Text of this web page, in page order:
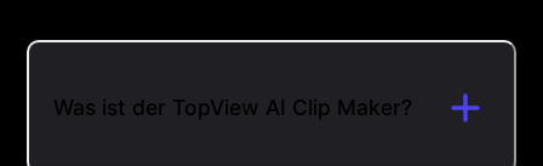
Was ist der TopView AI Clip Maker?